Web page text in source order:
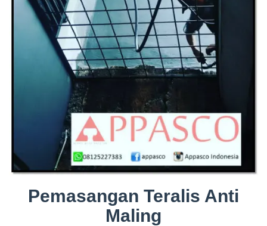
Pemasangan Teralis Anti
Maling